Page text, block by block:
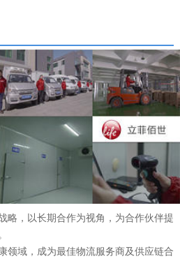
略，以长期合作为视角，为合作伙伴提
领域，成为最佳物流服务商及供应链合